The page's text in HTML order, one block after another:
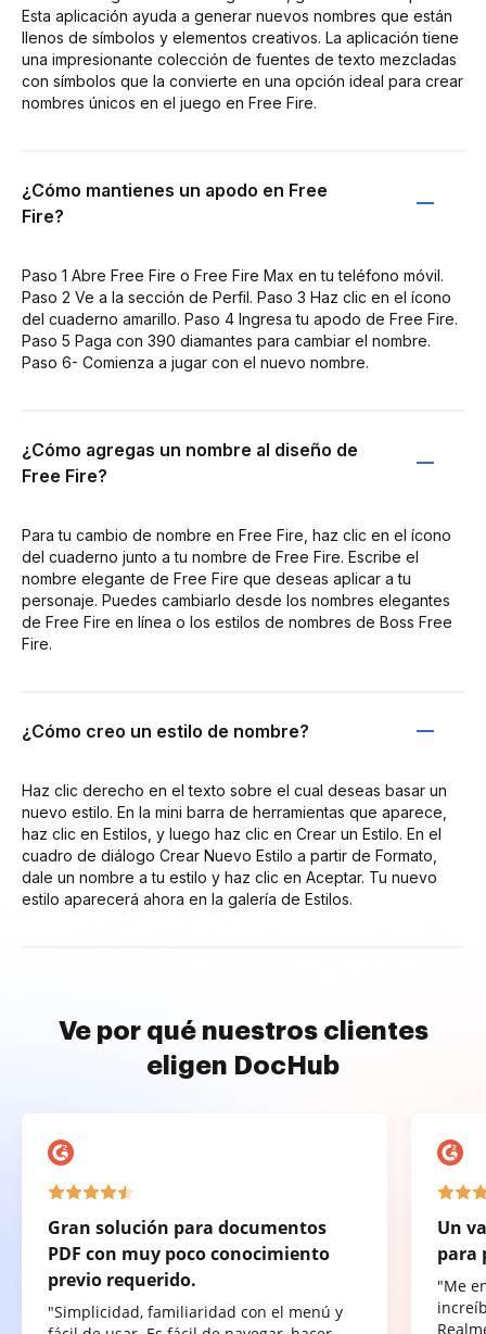
Esta aplicación ayuda a generar nuevos nombres que están
llenos de símbolos y elementos creativos. La aplicación tiene
una impresionante colección de fuentes de texto mezcladas
con símbolos que la convierte en una opción ideal para crear
nombres únicos en el juego en Free Fire.
¿Cómo mantienes un apodo en Free
Fire?
Paso 1 Abre Free Fire o Free Fire Max en tu teléfono móvil.
Paso 2 Ve a la sección de Perfil. Paso 3 Haz clic en el ícono
del cuaderno amarillo. Paso 4 Ingresa tu apodo de Free Fire.
Paso 5 Paga con 390 diamantes para cambiar el nombre.
Paso 6- Comienza a jugar con el nuevo nombre.
¿Cómo agregas un nombre al diseño de
Free Fire?
Para tu cambio de nombre en Free Fire, haz clic en el ícono
del cuaderno junto a tu nombre de Free Fire. Escribe el
nombre elegante de Free Fire que deseas aplicar a tu
personaje. Puedes cambiarlo desde los nombres elegantes
de Free Fire en línea o los estilos de nombres de Boss Free
Fire.
¿Cómo creo un estilo de nombre?
Haz clic derecho en el texto sobre el cual deseas basar un
nuevo estilo. En la mini barra de herramientas que aparece,
haz clic en Estilos, y luego haz clic en Crear un Estilo. En el
cuadro de diálogo Crear Nuevo Estilo a partir de Formato,
dale un nombre a tu estilo y haz clic en Aceptar. Tu nuevo
estilo aparecerá ahora en la galería de Estilos.
Ve por qué nuestros clientes
eligen DocHub
Gran solución para documentos
PDF con muy poco conocimiento
previo requerido.
"Simplicidad, familiaridad con el menú y
Un
para
"Me